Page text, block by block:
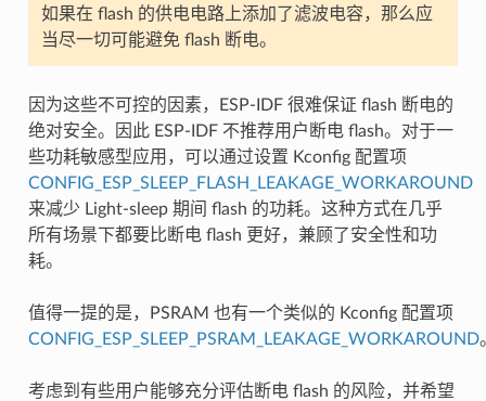
如果在 flash 的供电电路上添加了滤波电容，那么应
当尽一切可能避免 flash 断电。
因为这些不可控的因素，ESP-IDF 很难保证 flash 断电的
绝对安全。因此 ESP-IDF 不推荐用户断电 flash。对于一
些功耗敏感型应用，可以通过设置 Kconfig 配置项
CONFIG_ESP_SLEEP_FLASH_LEAKAGE_WORKAROUND
来减少 Light-sleep 期间 flash 的功耗。这种方式在几乎
所有场景下都要比断电 flash 更好，兼顾了安全性和功
耗。
值得一提的是，PSRAM 也有一个类似的 Kconfig 配置项
CONFIG_ESP_SLEEP_PSRAM_LEAKAGE_WORKAROUND
考虑到有些用户能够充分评估断电 flash 的风险，并希望